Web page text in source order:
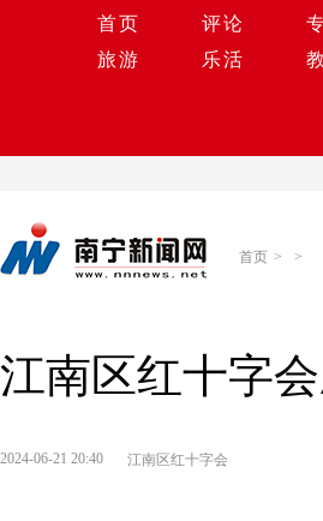
首页 评论
旅游
乐活
首页 > >
江南区红十字
2024-06-21 20:40 ​江南区红十字会